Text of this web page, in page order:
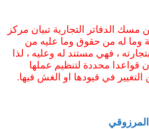
الدفاتر التجارية تبيان مركز
وما له من حقوق وما عليه من
، فهي مستند له وعليه ، لذا
قواعدا محددة لتنظيم عملها
في قيودها او الغش فيها.